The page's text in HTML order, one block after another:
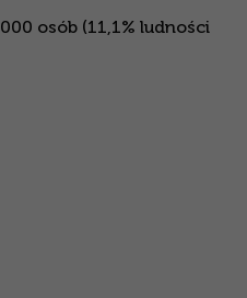
osób (11,1% ludności